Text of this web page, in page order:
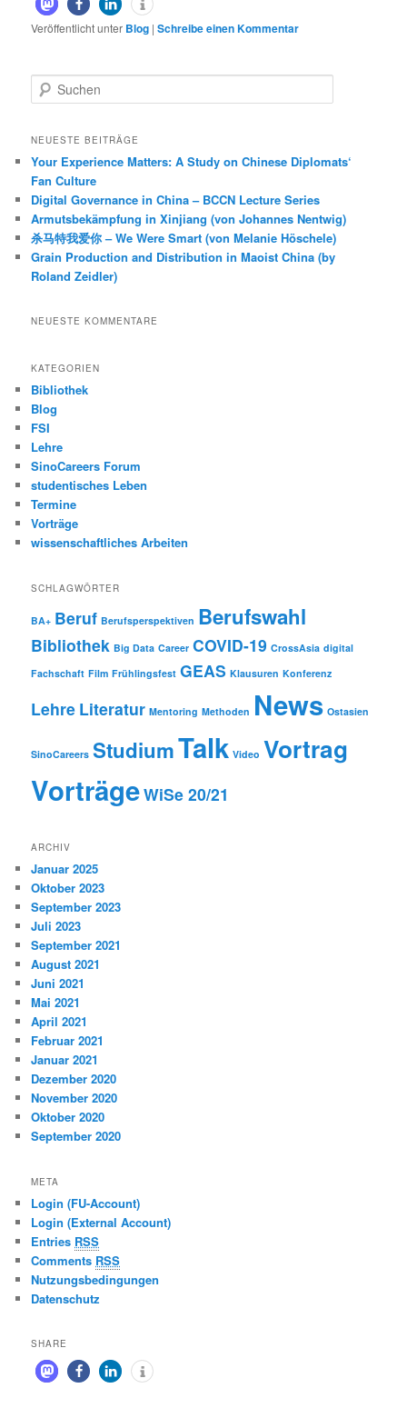
Veröffentlicht unter Blog |Schreibe einen Kommentar
u
h
n
NEUESTE BEITRÄGE
Your Experience Matters: A Study on Chinese Diplomats‘
Fan Culture
Digital Governance in China – BCCN Lecture Series
Armutsbekämpfung in Xinjiang (von Johannes Nentwig)
杀马特我爱你 – We Were Smart (von Melanie Höschele)
Grain Production and Distribution in Maoist China (by
Roland Zeidler)
NEUESTE KOMMENTARE
KATEGORIEN
Bibliothek
Blog
FSI
Lehre
SinoCareers Forum
studentisches Leben
Termine
Vorträge
wissenschaftliches Arbeiten
SCHLAGWÖRTER
BA+ Beruf Berufsperspektiven Berufswahl
Bibliothek Big Data Career COVID-19 CrossAsia digital
Fachschaft Film Frühlingsfest GEAS Klausuren Konferenz
Lehre Literatur Mentoring Methoden News Ostasien
SinoCareers StudiumTalk Video Vortrag
VorträgeWiSe 20/21
ARCHIV
Januar 2025
Oktober 2023
September 2023
Juli 2023
September 2021
August 2021
Juni 2021
Mai 2021
April 2021
Februar 2021
Januar 2021
Dezember 2020
November 2020
Oktober 2020
September 2020
META
Login (FU-Account)
Login (External Account)
Entries RSS
Comments RSS
Nutzungsbedingungen
Datenschutz
SHARE